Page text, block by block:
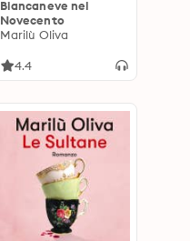
Biancaneve nel
Novecento
Marilù Oliva
4.4